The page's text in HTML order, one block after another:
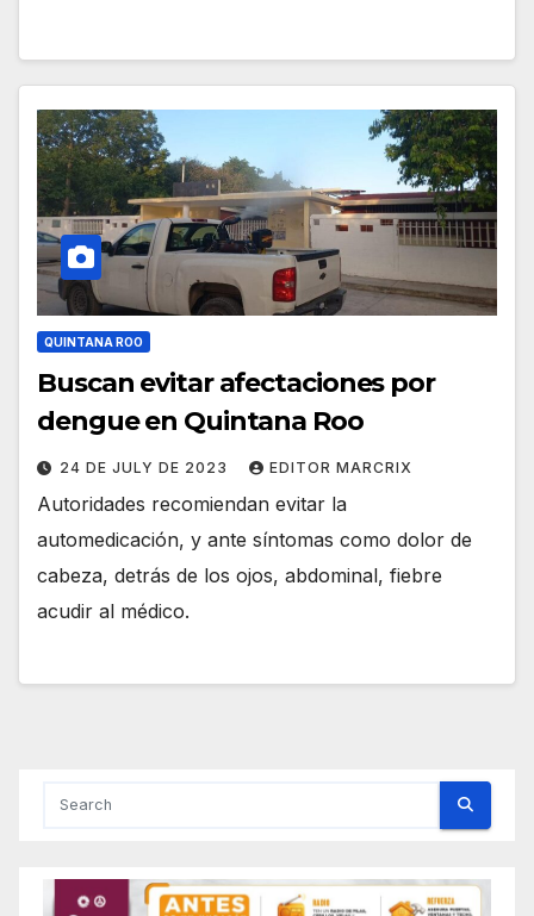
QUINTANA ROO
Buscan evitar afectaciones por
dengue en Quintana Roo
24 DE JULY DE 2023 EDITOR MARCRIX
Autoridades recomiendan evitar la
automedicación, y ante síntomas como dolor de
cabeza, detrás de los ojos, abdominal, fiebre
acudir al médico.